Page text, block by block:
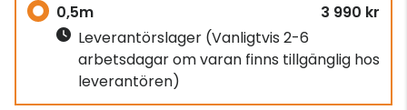
0,5m
3 990 kr
Leverantörslager (Vanligtvis 2-6
arbetsdagar om varan finns tillgänglig hos
leverantören)